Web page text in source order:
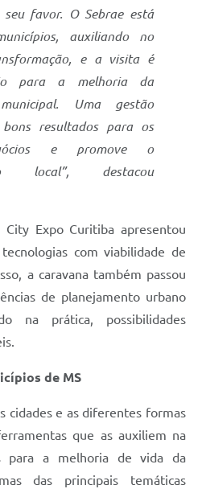
favor. O Sebrae está
auxiliando no
e a visita é
para a melhoria da
Uma gestão
resultados para os
e promove o
local”, destacou
Expo Curitiba apresentou
com viabilidade de
a caravana também passou
de planejamento urbano
na prática, possibilidades
de MS
cidades e as diferentes formas
que as auxiliem na
para a melhoria de vida da
das principais temáticas